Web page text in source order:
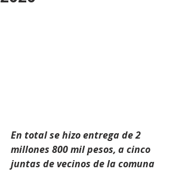
En total se hizo entrega de 2
millones 800 mil pesos, a cinco
juntas de vecinos de la comuna